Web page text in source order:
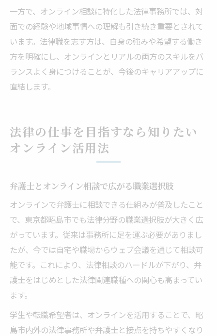
一方で、オンライン相談に特化した法律事務所では、対
面での経験や地域事情への理解も引き続き重要とされて
います。法律職を志す方は、自身の強みや希望する働き
方を明確にし、オンラインとリアルの両方のスキルをバ
ランスよく身につけることが、今後のキャリアアップに
直結します。
法律の仕事を目指すなら知りたい
オンライン活用法
弁護士とオンライン相談で広がる職業選択肢
オンラインで弁護士に相談できる仕組みが普及したこと
で、東京都昭島市でも法律分野の職業選択肢が大きく広
がっています。従来は事務所に足を運ぶ必要がありまし
たが、今では自宅や職場からウェブ会議を通じて相談可
能です。これにより、法律相談のハードルが下がり、弁
護士をはじめとした法律関連職種への関心も高まってい
ます。
学生や転職希望者は、オンラインを活用することで、昭
島市内外の法律事務所や弁護士と接点を持ちやすくなり